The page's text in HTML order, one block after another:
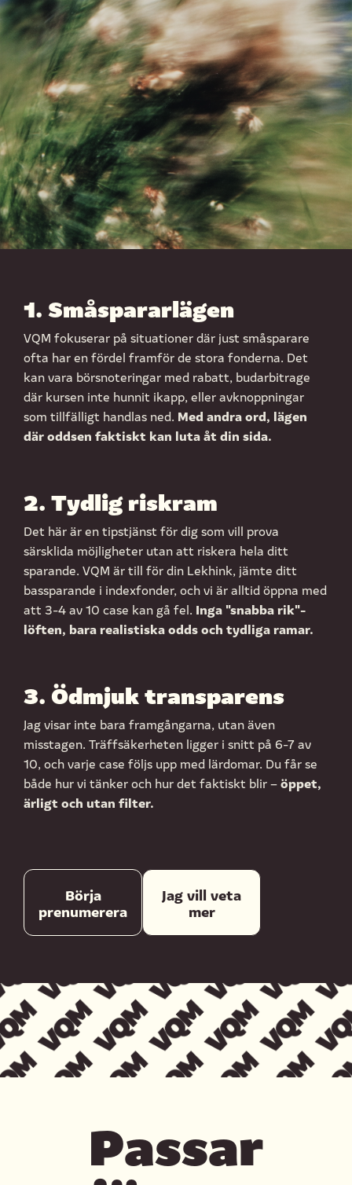
1. Småspararlägen
VQM fokuserar på situationer där just småsparare
ofta har en fördel framför de stora fonderna. Det
kan vara börsnoteringar med rabatt, budarbitrage
där kursen inte hunnit ikapp, eller avknoppningar
som tillfälligt handlas ned. Med andra ord, lägen
där oddsen faktiskt kan luta åt din sida.
2. Tydlig riskram
Det här är en tipstjänst för dig som vill prova
särsklida möjligheter utan att riskera hela ditt
sparande. VQM är till för din Lekhink, jämte ditt
bassparande i indexfonder, och vi är alltid öppna med
att 3-4 av 10 case kan gå fel. Inga "snabba rik"-
löften, bara realistiska odds och tydliga ramar.
3. Ödmjuk transparens
Jag visar inte bara framgångarna, utan även
misstagen. Träffsäkerheten ligger i snitt på 6-7 av
10, och varje case följs upp med lärdomar. Du får se
både hur vi tänker och hur det faktiskt blir –öppet,
ärligt och utan filter.
Börja
prenumerera
Jag vill veta
mer
Passar